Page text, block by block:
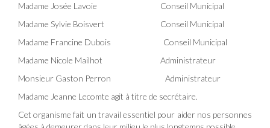
Madame Josée Lavoie Conseil Municipal
Madame Sylvie Boisvert Conseil Municipal
Madame Francine Dubois Conseil Municipal
Madame Nicole Mailhot Administrateur
Monsieur Gaston Perron Administrateur
Madame Jeanne Lecomte agit à titre de secrétaire.
Cet organisme fait un travail essentiel pour aider nos personnes